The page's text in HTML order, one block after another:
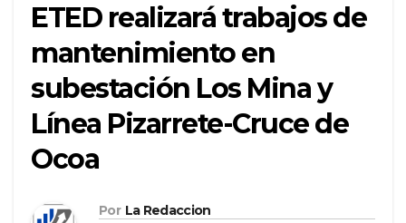
ETED realizará trabajos de
mantenimiento en
subestación Los Mina y
Línea Pizarrete-Cruce de
Ocoa
Por La Redaccion